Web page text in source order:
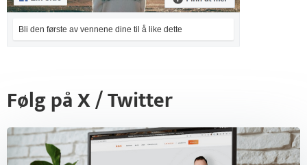
Bli den første av vennene dine til å like dette
Følg på X / Twitter